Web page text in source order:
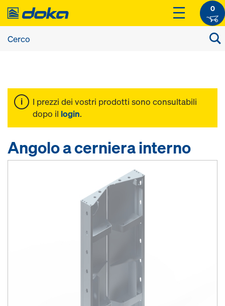
0
I prezzi dei vostri prodotti sono consultabili
dopo il login.
Angolo a cerniera interno